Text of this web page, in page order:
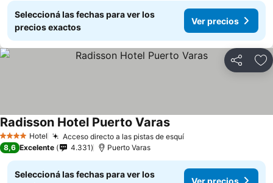
Seleccioná las fechas para ver los
precios exactos
Ver precios
Compartir
4 EstrellasHotel Acceso directo a las pistas de esquí
Radisson Hotel Puerto Varas
8,6 Excelente 4.331 Puerto Varas
Seleccioná las fechas para ver los
Ver precios